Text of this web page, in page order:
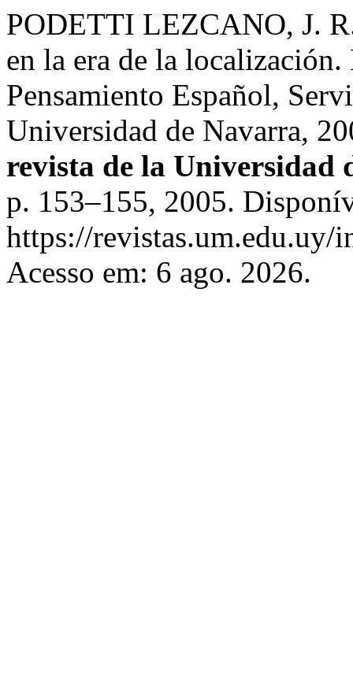
PODETTI LEZCANO, J.
en la era de la
Pensamiento Español,
Universidad de Navarra,
revista de la Universidad
p. 153–155, 2005.
https://revistas.um.edu.uy/
Acesso em: 6 ago. 2026.